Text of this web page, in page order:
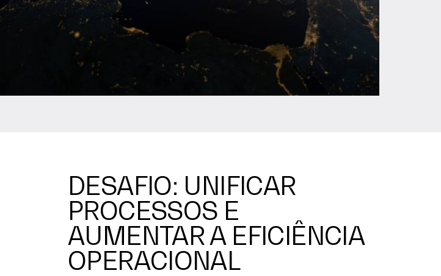
DESAFIO: UNIFICAR
PROCESSOS E
AUMENTAR A EFICIÊNCIA
OPERACIONAL